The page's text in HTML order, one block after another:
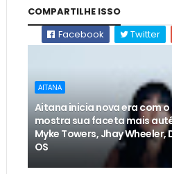
COMPARTILHE ISSO
Facebook
Twitter
AITANA
Aitana inicia nova era com o
mostra sua faceta mais
Myke Towers, Jhay Wheeler,
OS